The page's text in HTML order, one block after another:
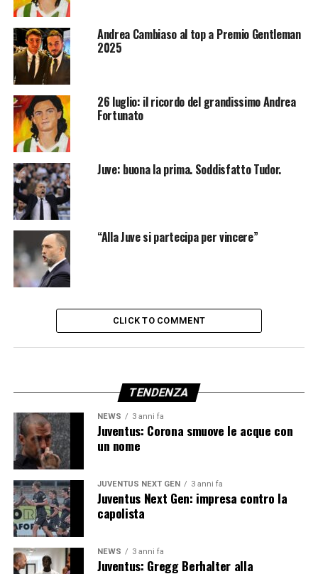
Andrea Cambiaso al top a Premio Gentleman
2025
26 luglio: il ricordo del grandissimo Andrea
Fortunato
Juve: buona la prima. Soddisfatto Tudor.
“Alla Juve si partecipa per vincere”
CLICK TO COMMENT
TENDENZA
NEWS 3 anni fa
Juventus: Corona smuove le acque con
un nome
JUVENTUS NEXT GEN 3 anni fa
Juventus Next Gen: impresa contro la
capolista
NEWS 3 anni fa
Juventus: Gregg Berhalter alla